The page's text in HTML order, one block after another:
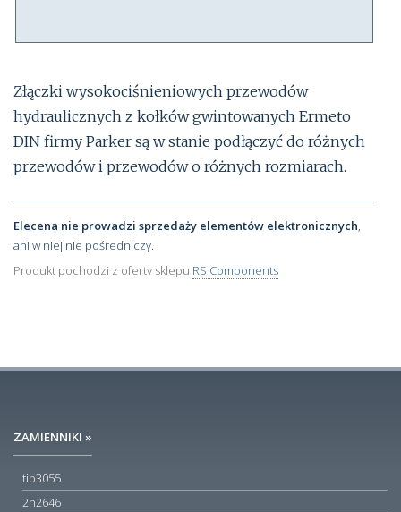
Złączki wysokociśnieniowych przewodów
hydraulicznych z kołków gwintowanych Ermeto
DIN firmy Parker są w stanie podłączyć do różnych
przewodów i przewodów o różnych rozmiarach.
Elecena nie prowadzi sprzedaży elementów elektronicznych
ani w niej nie pośredniczy.
Produkt pochodzi z oferty sklepu RS Components
ZAMIENNIKI »
tip3055
2n2646